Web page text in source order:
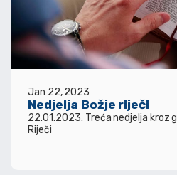
Jan 22, 2023
Nedjelja Božje riječi
22.01.2023. Treća nedjelja kroz
Riječi